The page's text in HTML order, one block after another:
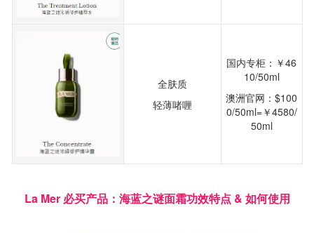
全肤质
轻薄啫喱
国内专柜：￥46
10/50ml
澳洲官网：$100
0/50ml=￥4580/
50ml
La Mer 必买产品：海蓝之谜面霜功效特点 & 如何使用